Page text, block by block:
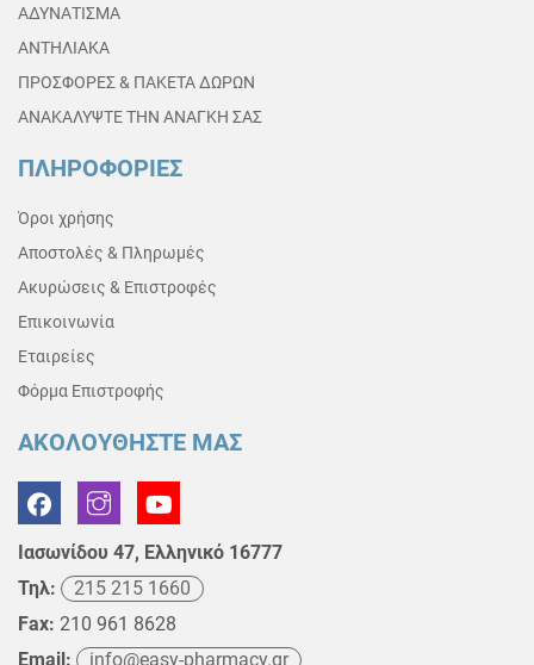
ΑΔΥΝΑΤΙΣΜΑ
ΑΝΤΗΛΙΑΚΑ
ΠΡΟΣΦΟΡΕΣ & ΠΑΚΕΤΑ ΔΩΡΩΝ
ΑΝΑΚΑΛΥΨΤΕ ΤΗΝ ΑΝΑΓΚΗ ΣΑΣ
ΠΛΗΡΟΦΟΡΙΕΣ
Όροι χρήσης
Αποστολές & Πληρωμές
Ακυρώσεις & Επιστροφές
Επικοινωνία
Εταιρείες
Φόρμα Επιστροφής
ΑΚΟΛΟΥΘΗΣΤΕ ΜΑΣ
Ιασωνίδου 47, Ελληνικό 16777
Τηλ:
215 215 1660
Fax: 210 961 8628
Email:
info@easy-pharmacy.gr